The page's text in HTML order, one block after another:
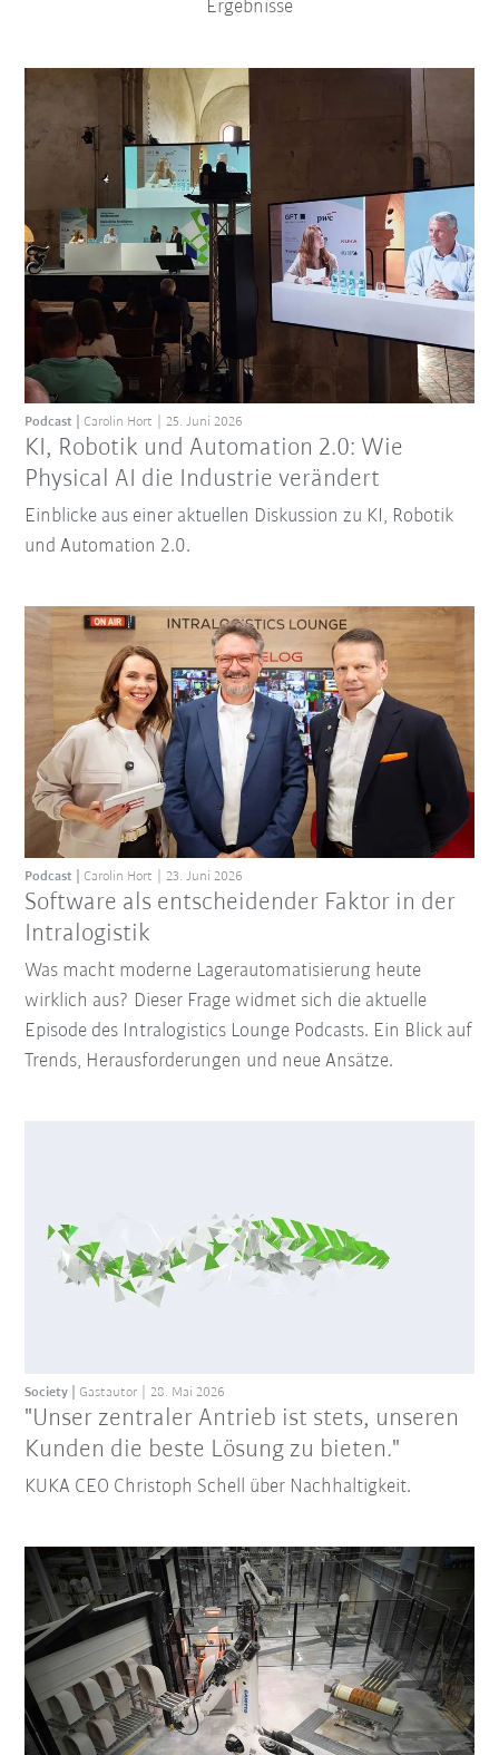
iiMagazine Categories
Filter zurücksetzen
Ergebnisse
KI, Robotik und Automation 2.0: Wie
Physical AI die Industrie verändert
Podcast Carolin Hort 25. Juni 2026
Einblicke aus einer aktuellen Diskussion zu KI, Robotik
und Automation 2.0.
Software als entscheidender Faktor in der
Intralogistik
Podcast Carolin Hort 23. Juni 2026
Was macht moderne Lagerautomatisierung heute
wirklich aus? Dieser Frage widmet sich die aktuelle
Episode des Intralogistics Lounge Podcasts. Ein Blick auf
Trends, Herausforderungen und neue Ansätze.
"Unser zentraler Antrieb ist stets, unseren
Kunden die beste Lösung zu bieten."
Society Gastautor 28. Mai 2026
KUKA CEO Christoph Schell über Nachhaltigkeit.